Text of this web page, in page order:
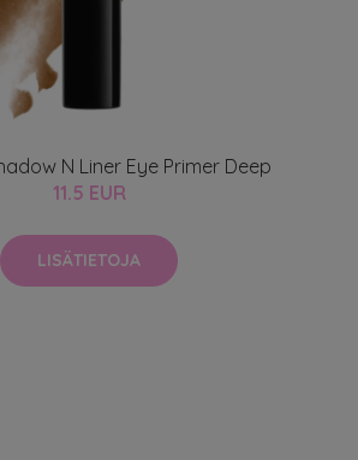
N Liner Eye Primer Deep
11.5 EUR
LISÄTIETOJA